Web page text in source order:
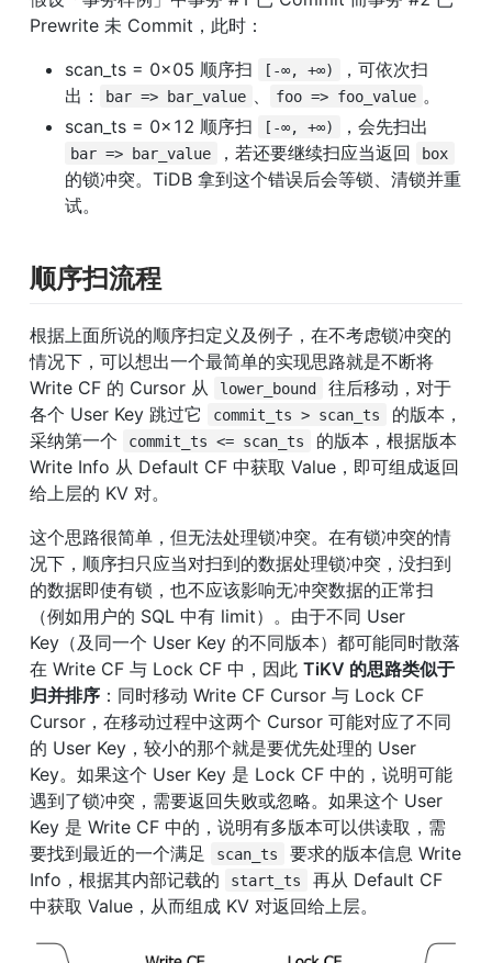
Prewrite 未 Commit，此时：
scan_ts = 0x05 顺序扫
[-∞, +∞)
，可依次扫
出：
bar => bar_value foo => foo_value 。
scan_ts = 0x12 顺序扫
[-∞, +∞)
bar => bar_value ，若还要继续扫应当返回 box
的锁冲突。TiDB 拿到这个错误后会等锁、清锁并重
试。
顺序扫流程
根据上面所说的顺序扫定义及例子，在不考虑锁冲突的
情况下，可以想出一个最简单的实现思路就是不断将
Write CF 的 Cursor 从
lower_bound
往后移动，对于
各个 User Key 跳过它
commit_ts > scan_ts
的版本，
采纳第一个
commit_ts <= scan_ts
的版本，根据版本
Write Info 从 Default CF 中获取 Value，即可组成返回
给上层的 KV 对。
这个思路很简单，但无法处理锁冲突。在有锁冲突的情
况下，顺序扫只应当对扫到的数据处理锁冲突，没扫到
的数据即使有锁，也不应该影响无冲突数据的正常扫
（例如用户的 SQL 中有 limit）。由于不同 User
Key（及同一个 User Key 的不同版本）都可能同时散落
在 Write CF 与 Lock CF 中，因此 TiKV 的思路类似于
归并排序 ：同时移动 Write CF Cursor 与 Lock CF
Cursor，在移动过程中这两个 Cursor 可能对应了不同
的 User Key，较小的那个就是要优先处理的 User
Key。如果这个 User Key 是 Lock CF 中的，说明可能
遇到了锁冲突，需要返回失败或忽略。如果这个 User
Key 是 Write CF 中的，说明有多版本可以供读取，需
要找到最近的一个满足
scan_ts
要求的版本信息 Write
Info，根据其内部记载的
start_ts
再从 Default CF
中获取 Value，从而组成 KV 对返回给上层。